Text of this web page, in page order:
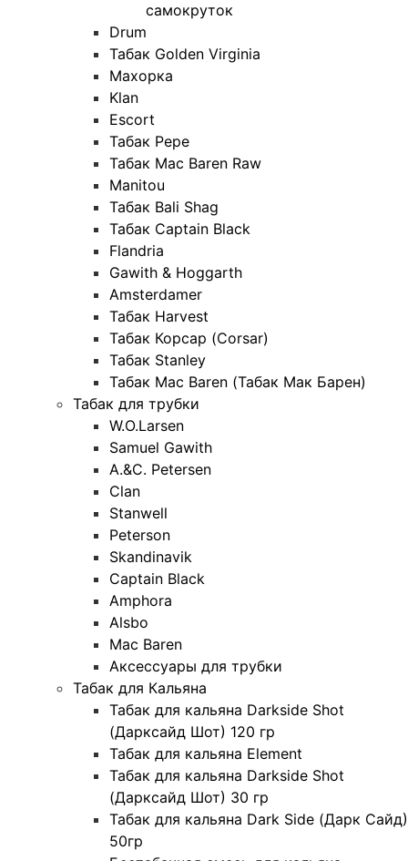
самокруток
Drum
Табак Golden Virginia
Махорка
Klan
Escort
Табак Pepe
Табак Mac Baren Raw
Manitou
Табак Bali Shag
Табак Captain Black
Flandria
Gawith & Hoggarth
Amsterdamer
Табак Harvest
Табак Корсар (Corsar)
Табак Stanley
Табак Mac Baren (Табак Мак Барен)
Табак для трубки
W.O.Larsen
Samuel Gawith
A.&C. Petersen
Clan
Stanwell
Peterson
Skandinavik
Captain Black
Amphora
Alsbo
Mac Baren
Аксессуары для трубки
Табак для Кальяна
Табак для кальяна Darkside Shot
(Дарксайд Шот) 120 гр
Табак для кальяна Element
Табак для кальяна Darkside Shot
(Дарксайд Шот) 30 гр
Табак для кальяна Dark Side (Дарк Сайд)
50гр